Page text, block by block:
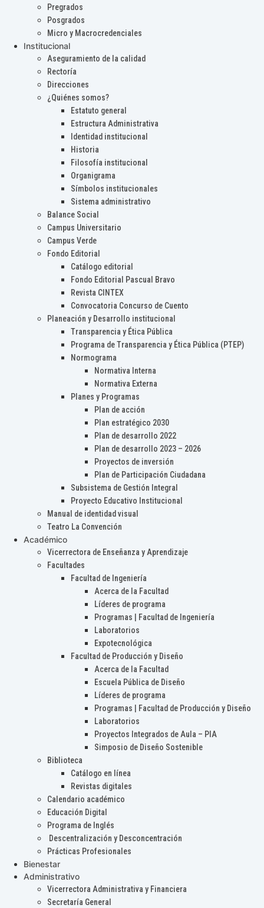
Pregrados
Posgrados
Micro y Macrocredenciales
Institucional
Aseguramiento de la calidad
Rectoría
Direcciones
¿Quiénes somos?
Estatuto general
Estructura Administrativa
Identidad institucional
Historia
Filosofía institucional
Organigrama
Símbolos institucionales
Sistema administrativo
Balance Social
Campus Universitario
Campus Verde
Fondo Editorial
Catálogo editorial
Fondo Editorial Pascual Bravo
Revista CINTEX
Convocatoria Concurso de Cuento
Planeación y Desarrollo institucional
Transparencia y Ética Pública
Programa de Transparencia y Ética Pública (PTEP)
Normograma
Normativa Interna
Normativa Externa
Planes y Programas
Plan de acción
Plan estratégico 2030
Plan de desarrollo 2022
Plan de desarrollo 2023 – 2026
Proyectos de inversión
Plan de Participación Ciudadana
Subsistema de Gestión Integral
Proyecto Educativo Institucional
Manual de identidad visual
Teatro La Convención
Académico
Vicerrectora de Enseñanza y Aprendizaje
Facultades
Facultad de Ingeniería
Acerca de la Facultad
Líderes de programa
Programas | Facultad de Ingeniería
Laboratorios
Expotecnológica
Facultad de Producción y Diseño
Acerca de la Facultad
Escuela Pública de Diseño
Líderes de programa
Programas | Facultad de Producción y Diseño
Laboratorios
Proyectos Integrados de Aula – PIA
Simposio de Diseño Sostenible
Biblioteca
Catálogo en línea
Revistas digitales
Calendario académico
Educación Digital
Programa de Inglés
Descentralización y Desconcentración
Prácticas Profesionales
Bienestar
Administrativo
Vicerrectora Administrativa y Financiera
Secretaría General